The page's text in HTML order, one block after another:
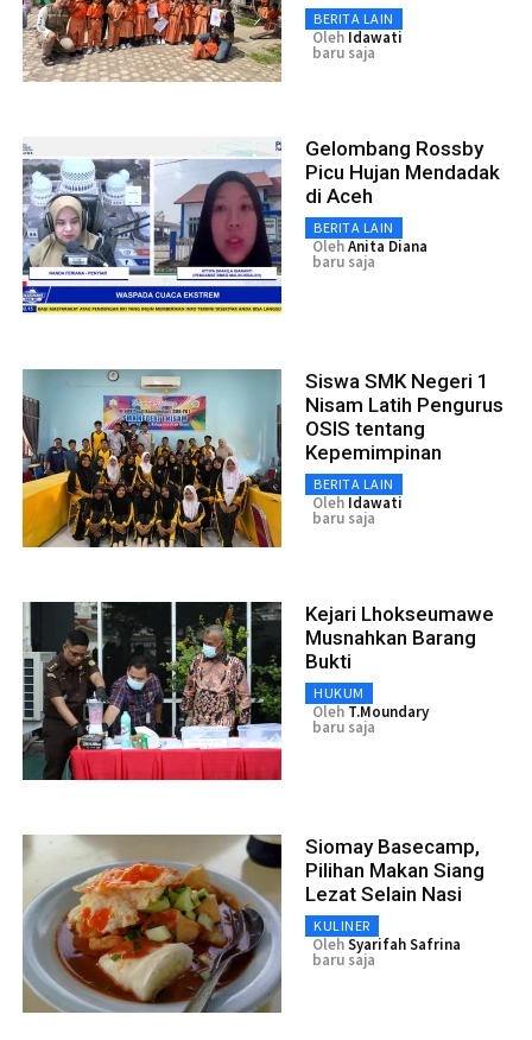
BERITA LAIN
Oleh Idawati
baru saja
Gelombang Rossby
Picu Hujan Mendadak
di Aceh
BERITA LAIN
OlehAnita Diana
baru saja
Siswa SMK Negeri 1
Nisam Latih Pengurus
OSIS tentang
Kepemimpinan
BERITA LAIN
Oleh Idawati
baru saja
Kejari Lhokseumawe
Musnahkan Barang
Bukti
HUKUM
Oleh T.moundary
baru saja
Siomay Basecamp,
Pilihan Makan Siang
Lezat Selain Nasi
KULINER
OlehSyarifah Safrina
baru saja